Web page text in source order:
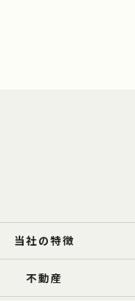
当社の特徴
不動産